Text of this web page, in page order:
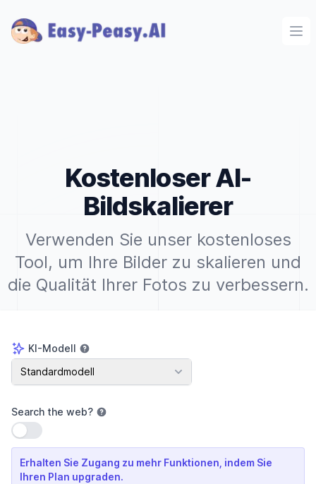
Kostenloser AI-
Bildskalierer
Verwenden Sie unser kostenloses
Tool, um Ihre Bilder zu skalieren und
die Qualität Ihrer Fotos zu verbessern.
KI-Modell
KI-Modell
Standardmodell
Search the web?
Einstellung verwenden
Erhalten Sie Zugang zu mehr Funktionen, indem Sie
Ihren Plan upgraden.